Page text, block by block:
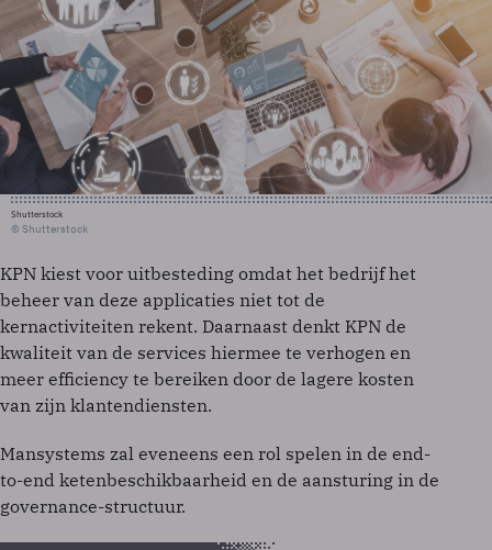
Shutterstock
© Shutterstock
KPN kiest voor uitbesteding omdat het bedrijf het
beheer van deze applicaties niet tot de
kernactiviteiten rekent. Daarnaast denkt KPN de
kwaliteit van de services hiermee te verhogen en
meer efficiency te bereiken door de lagere kosten
van zijn klantendiensten.
Mansystems zal eveneens een rol spelen in de end-
to-end ketenbeschikbaarheid en de aansturing in de
governance-structuur.